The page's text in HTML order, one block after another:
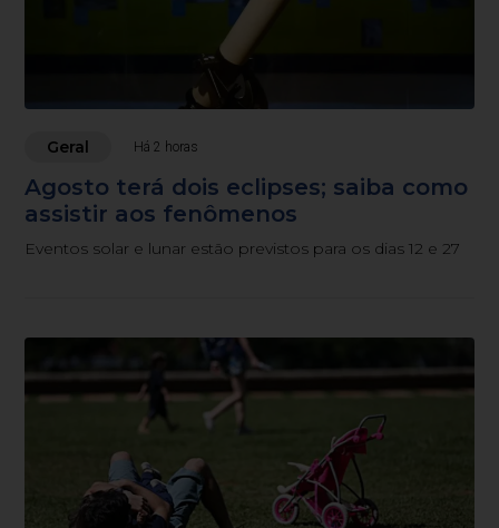
Geral Há 2 horas
Agosto terá dois eclipses; saiba como
assistir aos fenômenos
Eventos solar e lunar estão previstos para os dias 12 e 27